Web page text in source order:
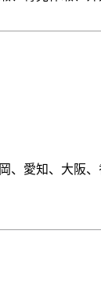
愛知、大阪、